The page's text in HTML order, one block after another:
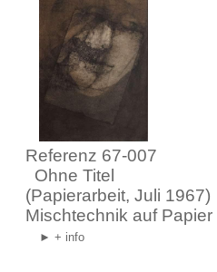
Referenz 67-007
Ohne Titel
(Papierarbeit, Juli 1967)
Mischtechnik auf Papier
► + info